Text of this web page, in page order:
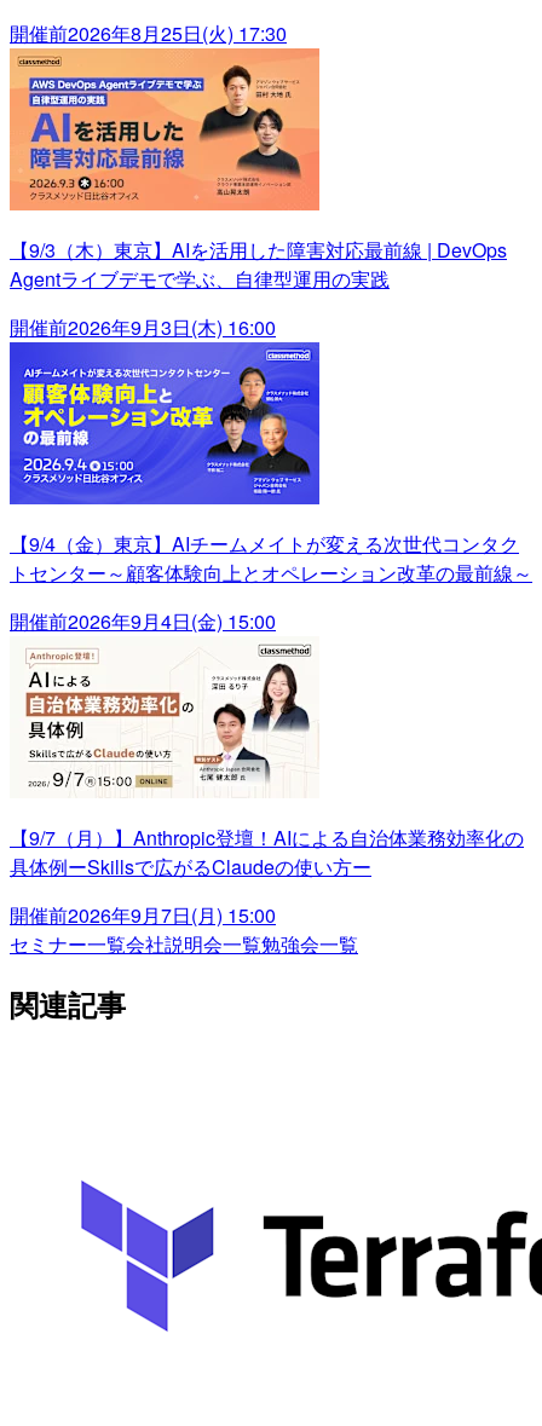
開催前2026年8月25日(火) 17:30
【9/3（木）東京】AIを活用した障害対応最前線 | DevOps
Agentライブデモで学ぶ、自律型運用の実践
開催前2026年9月3日(木) 16:00
【9/4（金）東京】AIチームメイトが変える次世代コンタク
トセンター～顧客体験向上とオペレーション改革の最前線～
開催前2026年9月4日(金) 15:00
【9/7（月）】Anthropic登壇！AIによる自治体業務効率化の
具体例ーSkillsで広がるClaudeの使い方ー
開催前2026年9月7日(月) 15:00
セミナー一覧会社説明会一覧勉強会一覧
関連記事